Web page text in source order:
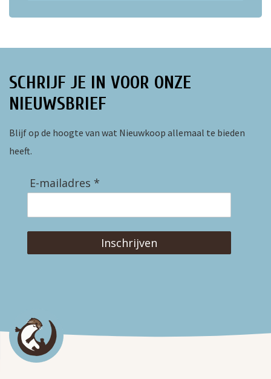
SCHRIJF JE IN VOOR ONZE
NIEUWSBRIEF
Blijf op de hoogte van wat Nieuwkoop allemaal te bieden
heeft.
E-mailadres *
Inschrijven